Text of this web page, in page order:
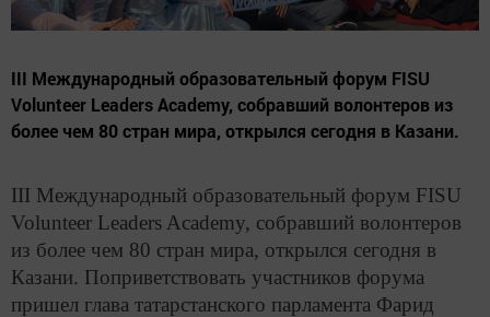
III Международный образовательный форум FISU
Volunteer Leaders Academy, собравший волонтеров из
более чем 80 стран мира, открылся сегодня в Казани.
III Международный образовательный форум FISU
Volunteer Leaders Academy, собравший волонтеров
из более чем 80 стран мира, открылся сегодня в
Казани. Поприветствовать участников форума
пришел глава татарстанского парламента Фарид